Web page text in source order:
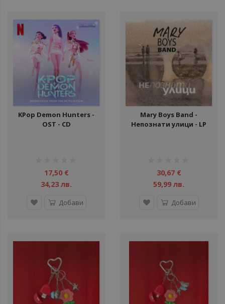
KPop Demon Hunters -
OST - CD
17,50 €
34,23 лв.
Добави
Mary Boys Band -
Непознати улици - LP
30,67 €
59,99 лв.
Добави